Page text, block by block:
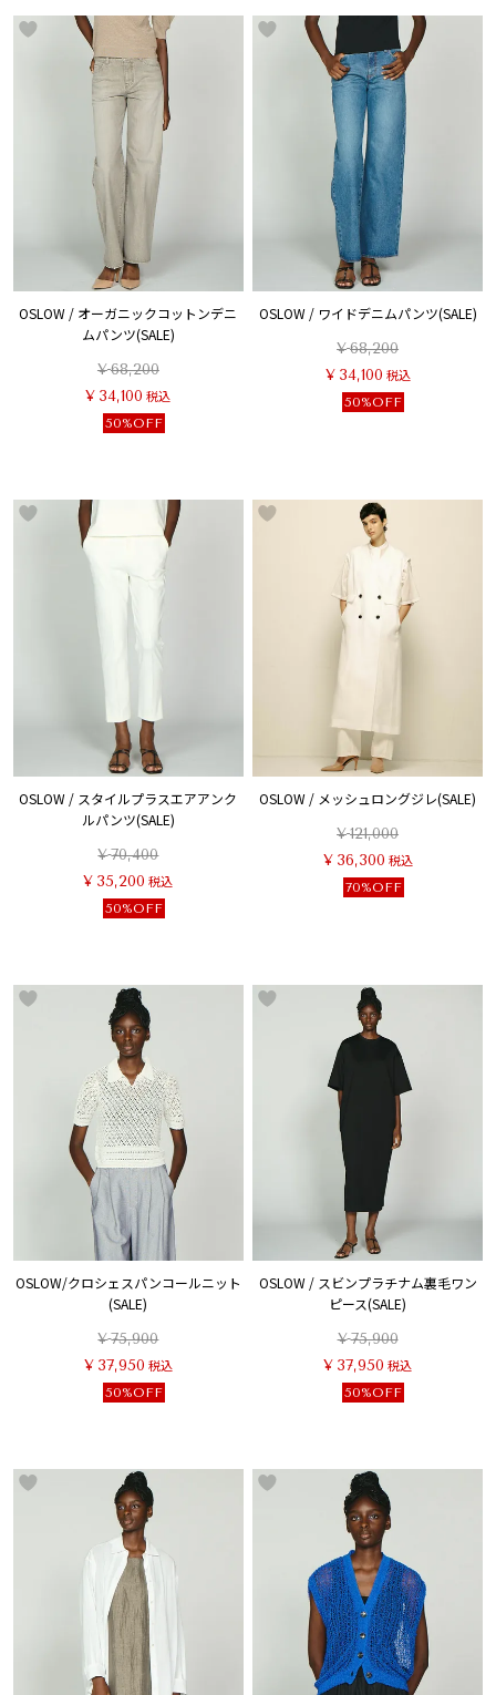
OSLOW / オーガニックコットンデニ
ムパンツ(SALE)
¥68,200
¥ 34,100 税込
50%OFF
OSLOW / ワイドデニムパンツ(SALE)
¥68,200
¥ 34,100 税込
50%OFF
OSLOW / スタイルプラスエアアンク
ルパンツ(SALE)
¥70,400
¥ 35,200 税込
50%OFF
OSLOW / メッシュロングジレ(SALE)
¥121,000
¥ 36,300 税込
70%OFF
OSLOW/クロシェスパンコールニット
(SALE)
¥75,900
¥ 37,950 税込
50%OFF
OSLOW / スビンプラチナム裏毛ワン
ピース(SALE)
¥75,900
¥ 37,950 税込
50%OFF